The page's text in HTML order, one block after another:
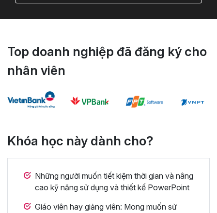
Top doanh nghiệp đã đăng ký cho
nhân viên
Khóa học này dành cho?
Những người muốn tiết kiệm thời gian và nâng
cao kỹ năng sử dụng và thiết kế PowerPoint
Giáo viên hay giảng viên: Mong muốn sử